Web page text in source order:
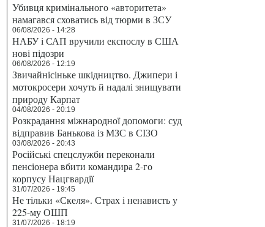
Убивця кримінального «авторитета»
намагався сховатись від тюрми в ЗСУ
06/08/2026 - 14:28
НАБУ і САП вручили експослу в США
нові підозри
06/08/2026 - 12:19
Звичайнісіньке шкідництво. Джипери і
мотокросери хочуть й надалі знищувати
природу Карпат
04/08/2026 - 20:19
Розкрадання міжнародної допомоги: суд
відправив Банькова із МЗС в СІЗО
03/08/2026 - 20:43
Російські спецслужби переконали
пенсіонера вбити командира 2-го
корпусу Нацгвардії
31/07/2026 - 19:45
Не тільки «Скеля». Страх і ненависть у
225-му ОШП
31/07/2026 - 18:19